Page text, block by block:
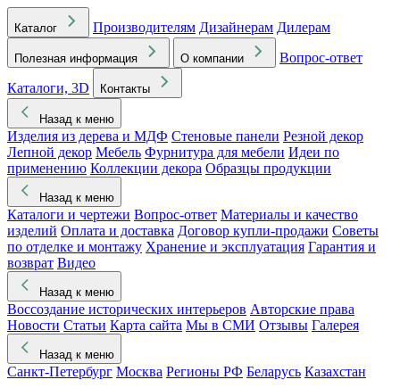
Каталог Производителям Дизайнерам Дилерам
Полезная информация О компании
Вопрос-ответ
Каталоги, 3D
Контакты
Назад к меню
Изделия из дерева и МДФ Стеновые панели Резной декор
Лепной декор Мебель Фурнитура для мебели Идеи по
применению Коллекции декора Образцы продукции
Назад к меню
Каталоги и чертежи Вопрос-ответ Материалы и качество
изделий Оплата и доставка Договор купли-продажи Советы
по отделке и монтажу Хранение и эксплуатация Гарантия и
возврат Видео
Назад к меню
Воссоздание исторических интерьеров Авторские права
Новости Статьи Карта сайта Мы в СМИ Отзывы Галерея
Назад к меню
Санкт-Петербург Москва Регионы РФ Беларусь Казахстан